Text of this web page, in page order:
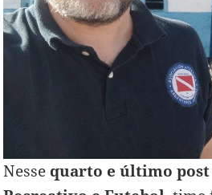
Nesse quarto e último post